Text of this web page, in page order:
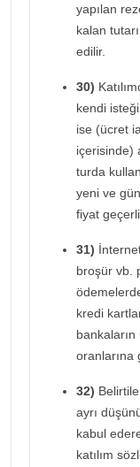
yapılan
kalan
edilir.
30)
kendi
ise (ücret
içerisinde)
turda
yeni ve
fiyat
31)
broşür vb.
kredi
oranlarına
32)
ayrı
kabul
katılım